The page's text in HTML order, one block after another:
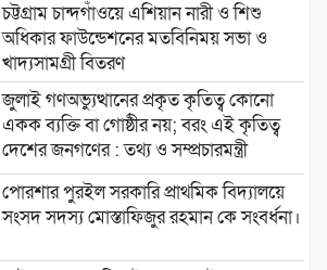
চট্টগ্রাম চান্দগাঁওয়ে এশিয়ান নারী ও শিশু
অধিকার ফাউন্ডেশনের মতবিনিময় সভা ও
খাদ্যসামগ্রী বিতরণ
জুলাই গণঅভ্যুত্থানের প্রকৃত কৃতিত্ব কোনো
একক ব্যক্তি বা গোষ্ঠীর নয়; বরং এই কৃতিত্ব
দেশের জনগণের : তথ্য ও সম্প্রচারমন্ত্রী
পোরশার পুরইল সরকারি প্রাথমিক বিদ্যালয়ে
সংসদ সদস্য মোস্তাফিজুর রহমান কে সংবর্ধনা।